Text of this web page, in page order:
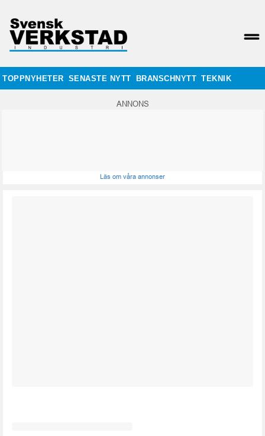
TOPPNYHETER SENASTE NYTT BRANSCHNYTT TEKNIK
ANNONS
Läs om våra annonser